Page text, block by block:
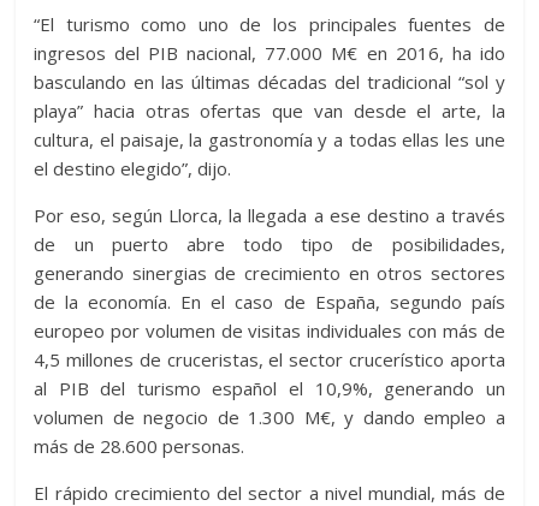
“El turismo como uno de los principales fuentes de
ingresos del PIB nacional, 77.000 M€ en 2016, ha ido
basculando en las últimas décadas del tradicional “sol y
playa” hacia otras ofertas que van desde el arte, la
cultura, el paisaje, la gastronomía y a todas ellas les une
el destino elegido”, dijo.
Por eso, según Llorca, la llegada a ese destino a través
de un puerto abre todo tipo de posibilidades,
generando sinergias de crecimiento en otros sectores
de la economía. En el caso de España, segundo país
europeo por volumen de visitas individuales con más de
4,5 millones de cruceristas, el sector crucerístico aporta
al PIB del turismo español el 10,9%, generando un
volumen de negocio de 1.300 M€, y dando empleo a
más de 28.600 personas.
El rápido crecimiento del sector a nivel mundial, más de